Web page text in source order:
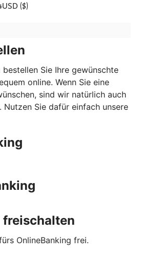
Sie Ihre gewünschte
online. Wenn Sie eine
sind wir natürlich auch
Sie dafür einfach unsere
freischalten
OnlineBanking frei.